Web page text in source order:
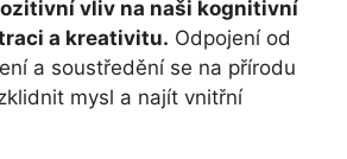
vliv na naši kognitivní
a kreativitu. Odpojení od
a soustředění se na přírodu
mysl a najít vnitřní